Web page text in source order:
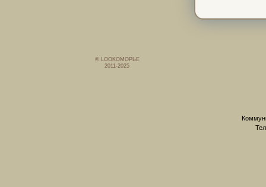
© LOOKОМОРЬЕ
2011-2025